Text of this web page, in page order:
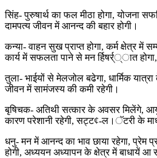
सिंह- पुरुषार्थ का फल मीठा होगा, योजना
दामपत्य जीवन में आनन्द की बहार होगी।
कन्या- वाहन सुख प्राप्त होगा, कर्म क्षेत्र में
कार्य में सफलता पाने से मन र्हिषर्र््ात
तुला- भाईयों से मेलजोल बढेगा, धार्मिक
जीवन में सामंजस्य की कमी रहेगी।
बृषिचक- अतिथी सत्कार के अवसर मिलेंगे,
कारण परेशानी रहेगी, सट्ट¢-ल।ॅटरी के
धनु- मन में आनन्द का भाव छाया रहेगा, प्रेम
होगी, अध्ययन अध्यापन के क्षेत्र में बाधायें आ